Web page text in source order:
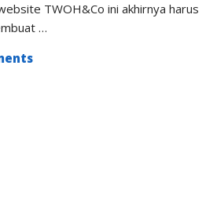
TWOH&Co ini akhirnya harus
…